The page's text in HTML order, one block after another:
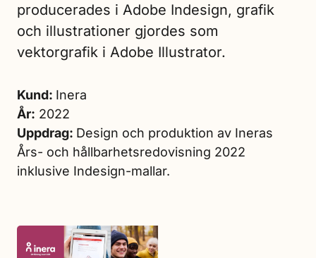
producerades i Adobe Indesign, grafik
och illustrationer gjordes som
vektorgrafik i Adobe Illustrator.
Kund: Inera
År: 2022
Uppdrag: Design och produktion av Ineras
Års- och hållbarhetsredovisning 2022
inklusive Indesign-mallar.